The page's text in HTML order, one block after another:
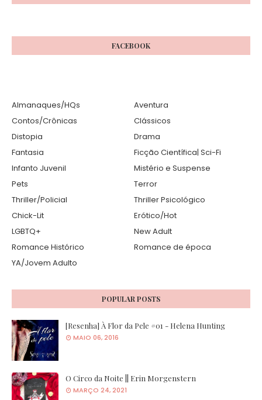
FACEBOOK
Almanaques/HQs
Aventura
Contos/Crônicas
Clássicos
Distopia
Drama
Fantasia
Ficção Científica| Sci-Fi
Infanto Juvenil
Mistério e Suspense
Pets
Terror
Thriller/Policial
Thriller Psicológico
Chick-Lit
Erótico/Hot
LGBTQ+
New Adult
Romance Histórico
Romance de época
YA/Jovem Adulto
POPULAR POSTS
[Resenha] À Flor da Pele #01 - Helena Hunting
MAIO 06, 2016
O Circo da Noite || Erin Morgenstern
MARÇO 24, 2021